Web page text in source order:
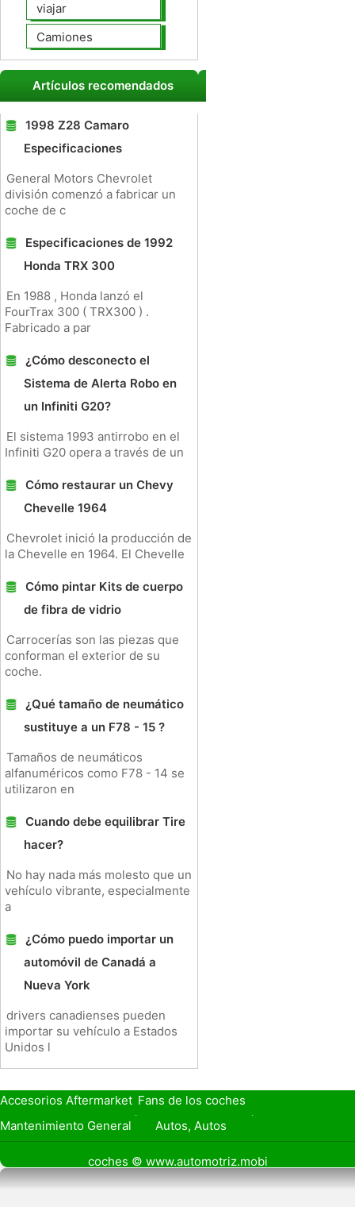
viajar
Camiones
Artículos recomendados
1998 Z28 Camaro
Especificaciones
General Motors Chevrolet
división comenzó a fabricar un
coche de c
Especificaciones de 1992
Honda TRX 300
En 1988 , Honda lanzó el
FourTrax 300 ( TRX300 ) .
Fabricado a par
¿Cómo desconecto el
Sistema de Alerta Robo en
un Infiniti G20?
El sistema 1993 antirrobo en el
Infiniti G20 opera a través de un
Cómo restaurar un Chevy
Chevelle 1964
Chevrolet inició la producción de
la Chevelle en 1964. El Chevelle
Cómo pintar Kits de cuerpo
de fibra de vidrio
Carrocerías son las piezas que
conforman el exterior de su
coche.
¿Qué tamaño de neumático
sustituye a un F78 - 15 ?
Tamaños de neumáticos
alfanuméricos como F78 - 14 se
utilizaron en
Cuando debe equilibrar Tire
hacer?
No hay nada más molesto que un
vehículo vibrante, especialmente
a
¿Cómo puedo importar un
automóvil de Canadá a
Nueva York
drivers canadienses pueden
importar su vehículo a Estados
Unidos l
Accesorios Aftermarket Fans de los coches
Seguro de Coche
Préstamos y Financiación
Mantenimiento General
Autos, Autos
Seguridad Vial
Combustibles
Vender Mi Cochecoches © www.automotriz.mobi